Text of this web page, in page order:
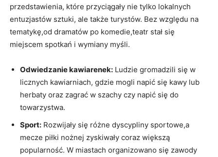
przedstawienia, które przyciągały nie⁣ tylko lokalnych
entuzjastów sztuki, ale także turystów.⁣ Bez​ względu na
tematykę,od dramatów po komedie,teatr stał‍ się
miejscem spotkań ⁢i ⁢wymiany myśli.
Odwiedzanie kawiarenek: Ludzie gromadzili się w
licznych kawiarniach, gdzie mogli napić ⁣się kawy⁣ lub
herbaty oraz zagrać ‌w szachy czy napić ⁣się do
towarzystwa.
Sport: Rozwijały się różne dyscypliny sportowe,a
mecze piłki nożnej zyskiwały coraz ​większą
‌popularność. W miastach‍ organizowano się zawody⁢